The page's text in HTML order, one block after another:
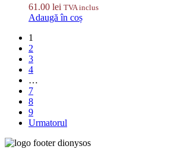
61.00 lei TVA inclus
Adaugă în coș
1
2
3
4
…
7
8
9
Urmatorul